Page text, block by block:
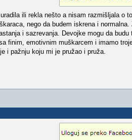
ili rekla nešto a nisam razmišljala o
nego da budem iskrena i
i sazrevanja. Devojke mogu da
finim, emotivnim muškarcem i imamo
i pažnju koju mi je pružao i pruža.